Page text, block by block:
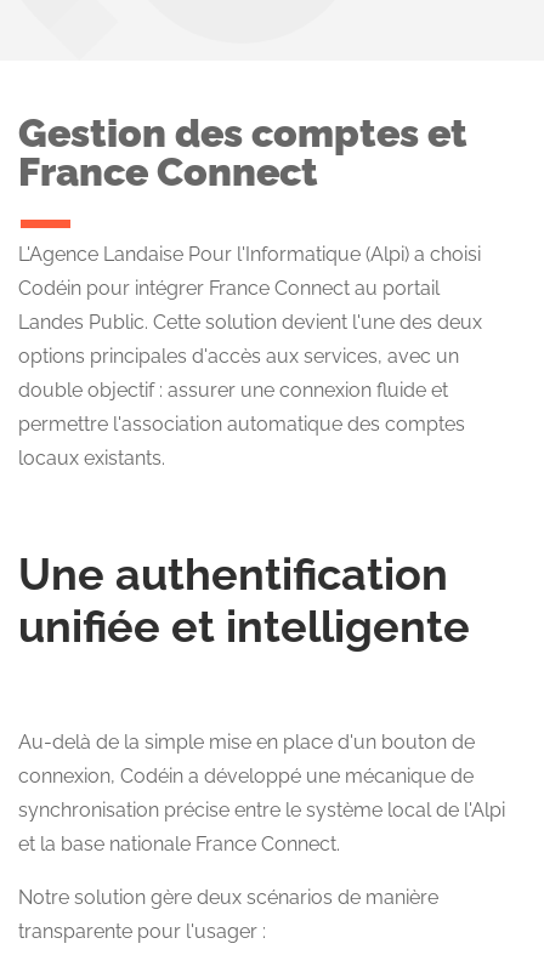
Gestion des comptes et
France Connect
L'Agence Landaise Pour l'Informatique (Alpi) a choisi
Codéin pour intégrer France Connect au portail
Landes Public. Cette solution devient l'une des deux
options principales d'accès aux services, avec un
double objectif : assurer une connexion fluide et
permettre l'association automatique des comptes
locaux existants.
Une authentification
unifiée et intelligente
Au-delà de la simple mise en place d'un bouton de
connexion, Codéin a développé une mécanique de
synchronisation précise entre le système local de l'Alpi
et la base nationale France Connect.
Notre solution gère deux scénarios de manière
transparente pour l'usager :